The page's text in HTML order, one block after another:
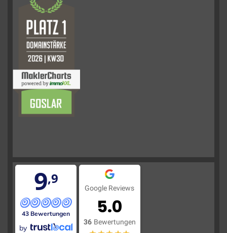
9,9
43 Bewertungen
by
Google Reviews
5.0
36 Bewertungen